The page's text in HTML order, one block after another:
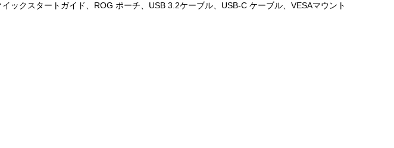
クスタートガイド、ROG ポーチ、USB 3.2ケーブル、USB-C ケーブル、VESAマウント